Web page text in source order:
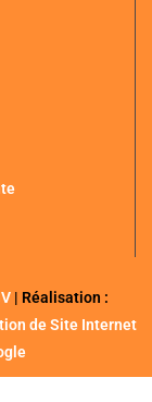
| Réalisation :
de Site Internet